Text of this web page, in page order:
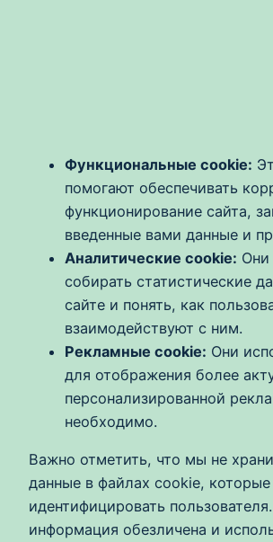
Функциональные cookie:
помогают обеспечивать
функционирование сайта,
введенные вами данные и
Аналитические cookie: Они
собирать статистические
сайте и понять, как
взаимодействуют с ним.
Рекламные cookie: Они
для отображения более
персонализированной
необходимо.
Важно отметить, что мы не
данные в файлах cookie, которые
идентифицировать
информация обезличена и